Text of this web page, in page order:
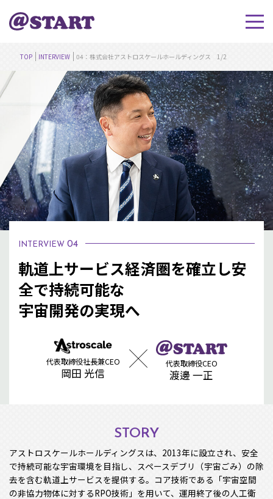
TOP INTERVIEW 04：株式会社アストロスケールホールディングス 1/2
INTERVIEW 04
軌道上サービス経済圏を確立し安
全で持続可能な
宇宙開発の実現へ
代表取締役社長兼CEO
岡田 光信
代表取締役CEO
渡邊 一正
STORY
アストロスケールホールディングスは、2013年に設立され、安全
で持続可能な宇宙環境を目指し、スペースデブリ（宇宙ごみ）の除
去を含む軌道上サービスを提供する。コア技術である「宇宙空間
の非協力物体に対するRPO技術」を用いて、運用終了後の人工衛